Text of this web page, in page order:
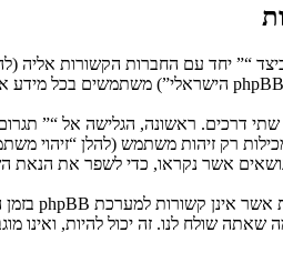
אשר נקראו, כדי לשפר את הנאת
שאתה שולח לנו. זה יכול להיות, ואינו